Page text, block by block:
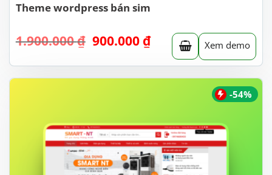
Theme wordpress bán sim
1.900.000₫ Giá
là:
1.900.000 ₫.
900.000 ₫Giá
hiện
tại
là:
Xem demo
-54%